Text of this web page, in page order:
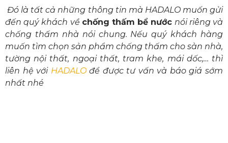
Đó là tất cả những thông tin mà HADALO muốn gửi
đến quý khách về chống thấm bể nước nói riêng và
chống thấm nhà nói chung. Nếu quý khách hàng
muốn tìm chọn sản phẩm chống thấm cho sàn nhà,
tường nội thất, ngoại thất, tram khe, mái dốc,… thì
liên hệ với HADALOđể được tư vấn và báo giá sớm
nhất nhé